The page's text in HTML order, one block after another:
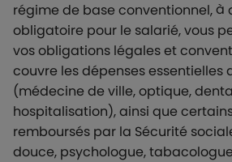
régime de base conventionnel, à
obligatoire pour le salarié, vous
vos obligations légales et
couvre les dépenses essentielles
(médecine de ville, optique,
hospitalisation), ainsi que
remboursés par la Sécurité
douce, psychologue,